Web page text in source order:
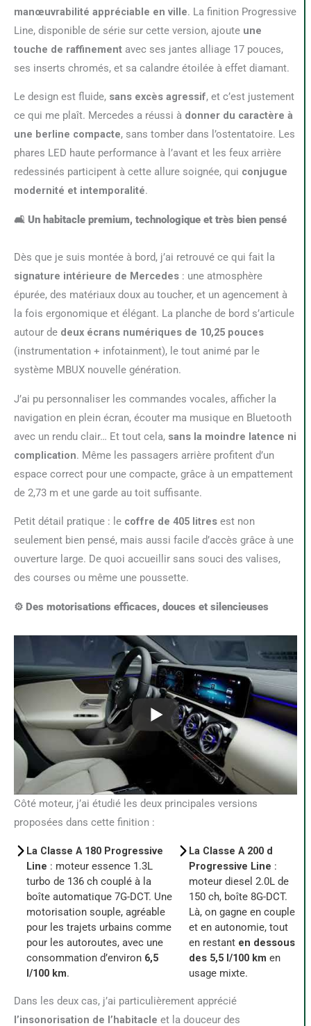
manœuvrabilité appréciable en ville. La finition Progressive
Line, disponible de série sur cette version, ajoute une
touche de raffinement avec ses jantes alliage 17 pouces,
ses inserts chromés, et sa calandre étoilée à effet diamant.
Le design est fluide, sans excès agressif, et c’est justement
ce qui me plaît. Mercedes a réussi à donner du caractère à
une berline compacte, sans tomber dans l’ostentatoire. Les
phares LED haute performance à l’avant et les feux arrière
redessinés participent à cette allure soignée, qui conjugue
modernité et intemporalité.
🛋️ Un habitacle premium, technologique et très bien pensé
Dès que je suis montée à bord, j’ai retrouvé ce qui fait la
signature intérieure de Mercedes : une atmosphère
épurée, des matériaux doux au toucher, et un agencement à
la fois ergonomique et élégant. La planche de bord s’articule
autour de deux écrans numériques de 10,25 pouces
(instrumentation + infotainment), le tout animé par le
système MBUX nouvelle génération.
J’ai pu personnaliser les commandes vocales, afficher la
navigation en plein écran, écouter ma musique en Bluetooth
avec un rendu clair… Et tout cela, sans la moindre latence ni
complication. Même les passagers arrière profitent d’un
espace correct pour une compacte, grâce à un empattement
de 2,73 m et une garde au toit suffisante.
Petit détail pratique : le coffre de 405 litres est non
seulement bien pensé, mais aussi facile d’accès grâce à une
ouverture large. De quoi accueillir sans souci des valises,
des courses ou même une poussette.
⚙️ Des motorisations efficaces, douces et silencieuses
Côté moteur, j’ai étudié les deux principales versions
proposées dans cette finition :
La Classe A 180 Progressive
Line : moteur essence 1.3L
turbo de 136 ch couplé à la
boîte automatique 7G-DCT. Une
motorisation souple, agréable
pour les trajets urbains comme
pour les autoroutes, avec une
consommation d’environ 6,5
l/100 km.
La Classe A 200 d
Progressive Line :
moteur diesel 2.0L de
150 ch, boîte 8G-DCT.
Là, on gagne en couple
et en autonomie, tout
en restant en dessous
des 5,5 l/100 km en
usage mixte.
Dans les deux cas, j’ai particulièrement apprécié
l’insonorisation de l’habitacle et la douceur des